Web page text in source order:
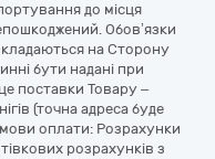
до місця
Обов’язки
на Сторону
бути надані при
поставки Товару –
(точна адреса буде
оплати: Розрахунки
розрахунків з